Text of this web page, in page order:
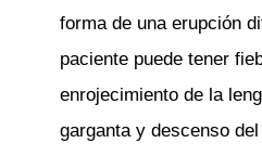
forma de una erupción
paciente puede tener
enrojecimiento de la
garganta y descenso